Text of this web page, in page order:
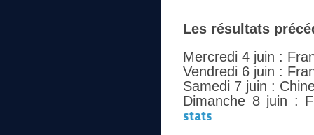
Les résultats
Mercredi 4 juin :
Vendredi 6 juin :
Samedi 7 juin :
Dimanche 8 juin :
stats